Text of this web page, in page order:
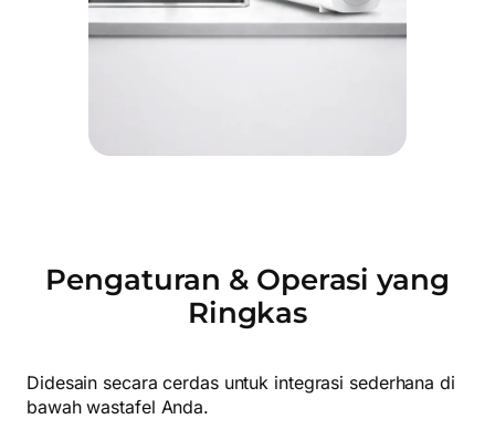
Pengaturan & Operasi yang
Ringkas
Didesain secara cerdas untuk integrasi sederhana di
bawah wastafel Anda.